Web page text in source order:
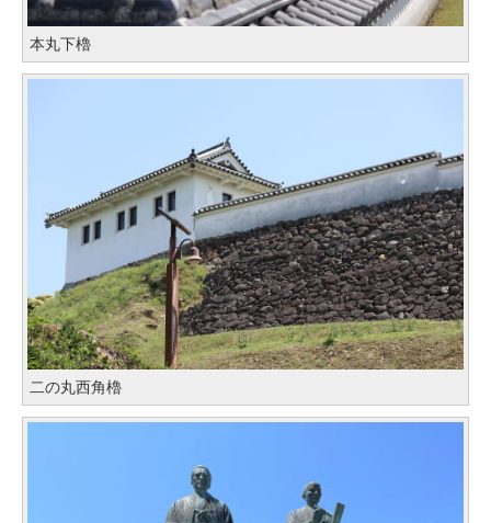
本丸下櫓
二の丸西角櫓